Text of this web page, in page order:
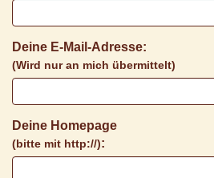
Deine E-Mail-Adresse:
(Wird nur an mich übermittelt)
Deine Homepage
(bitte mit http://):